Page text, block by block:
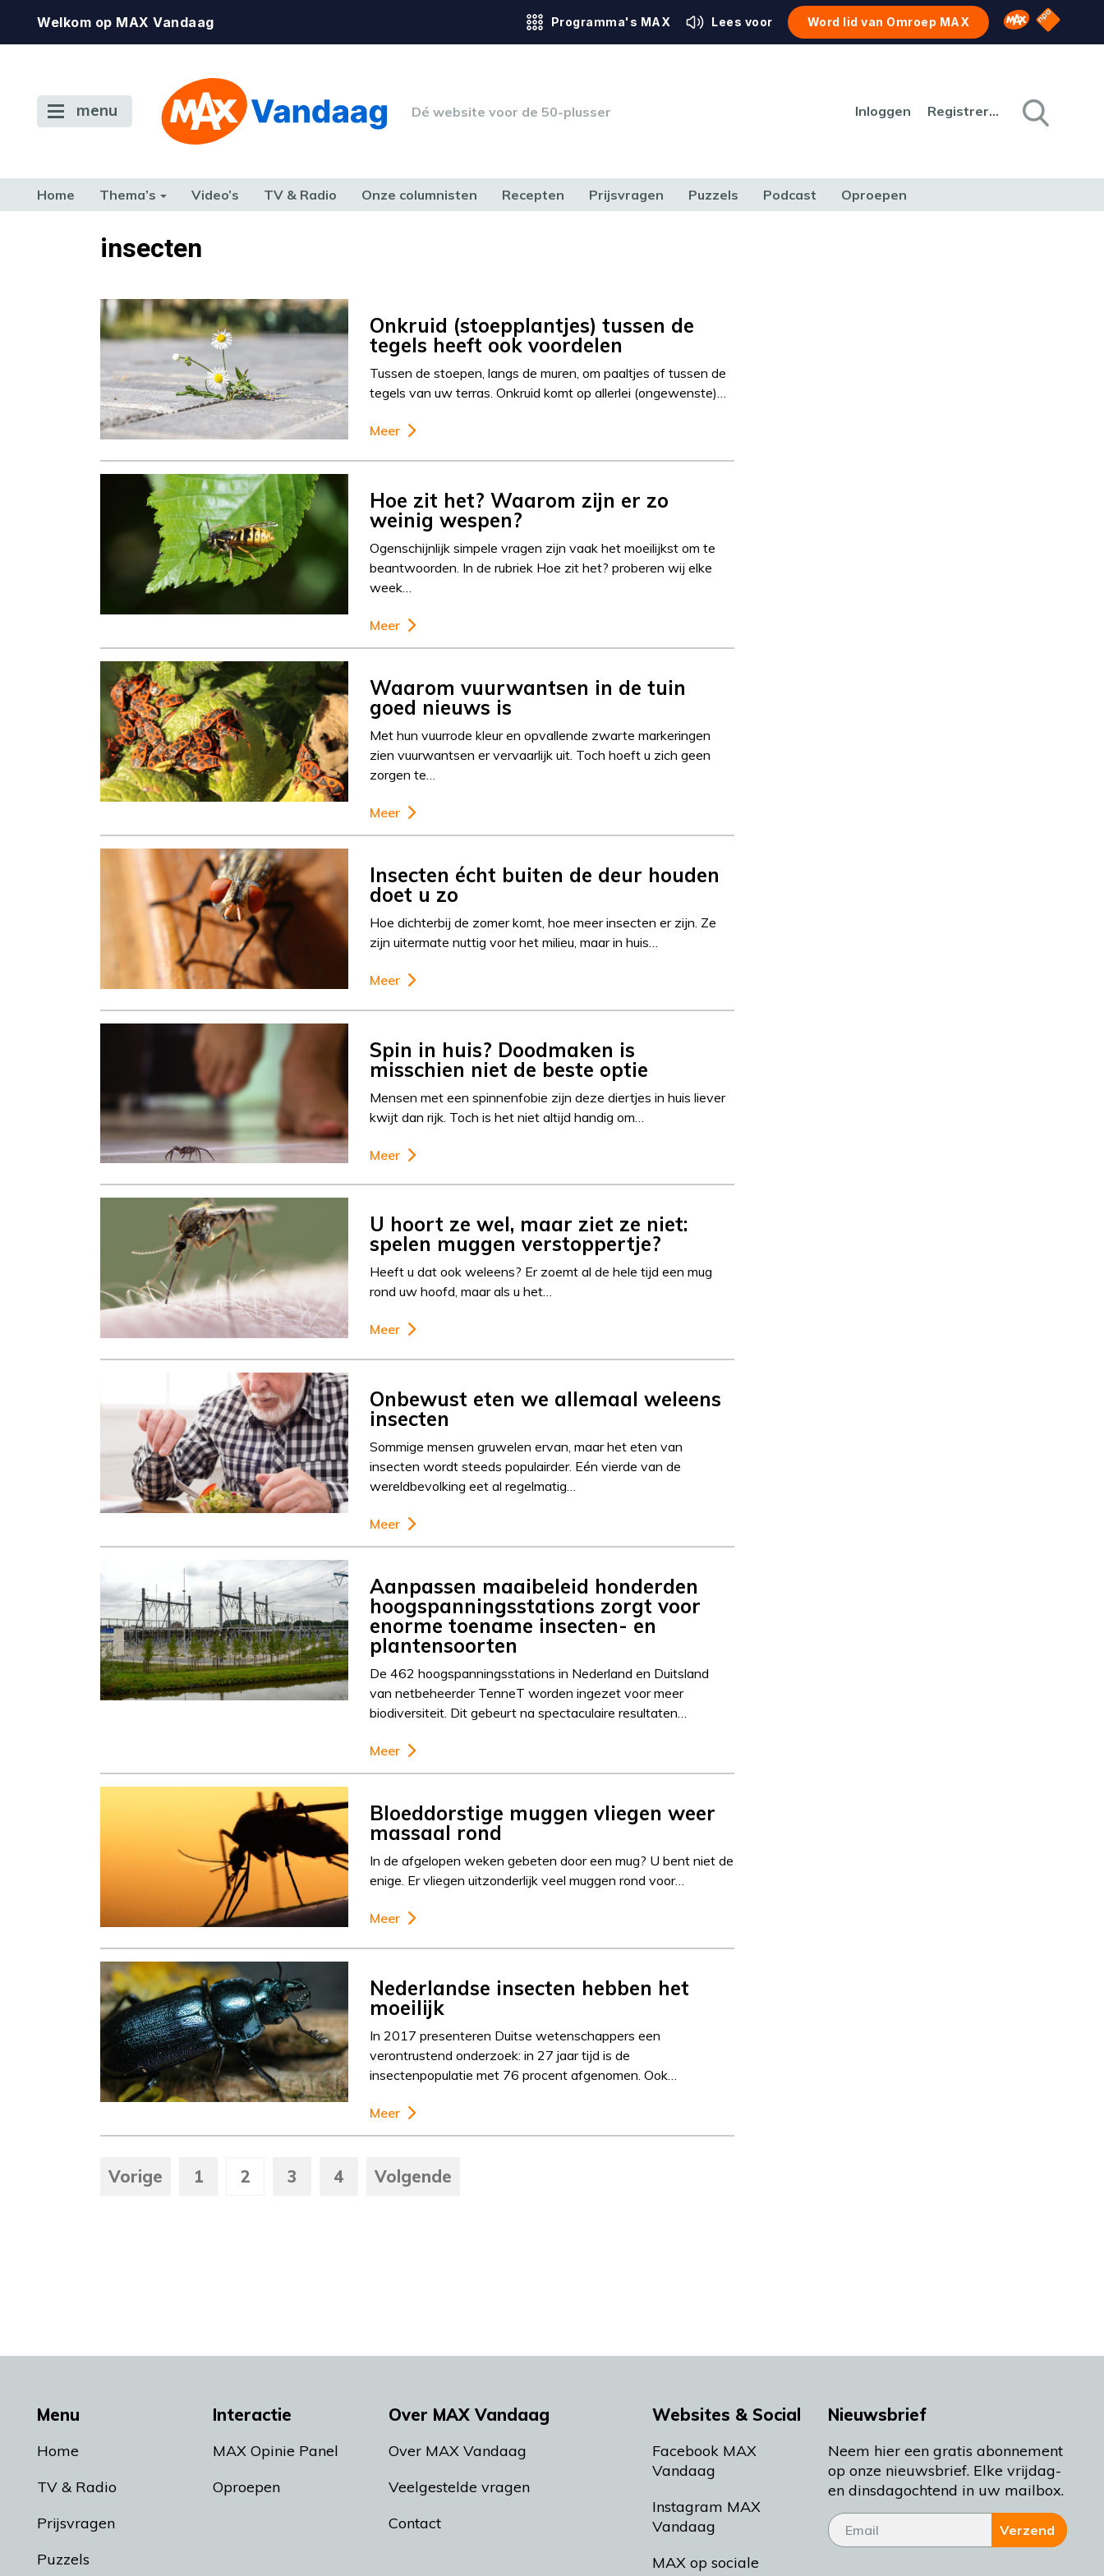
Welkom op MAX Vandaag Programma's MAX Lees voor Word lid van Omroep MAX Omroep MAX
NPO
menu Dé website voor de 50-plusser Inloggen Registreren
Home Thema’s Video’s TV & Radio Onze columnisten Recepten Prijsvragen Puzzels Podcast Oproepen
TERUG NAAR TOENinsecten
Onkruid (stoepplantjes) tussen de
tegels heeft ook voordelen
Tussen de stoepen, langs de muren, om paaltjes of tussen de
tegels van uw terras. Onkruid komt op allerlei (ongewenste)…
Meer
Hoe zit het? Waarom zijn er zo
weinig wespen?
Ogenschijnlijk simpele vragen zijn vaak het moeilijkst om te
beantwoorden. In de rubriek Hoe zit het? proberen wij elke
week…
Meer
Waarom vuurwantsen in de tuin
goed nieuws is
Met hun vuurrode kleur en opvallende zwarte markeringen
zien vuurwantsen er vervaarlijk uit. Toch hoeft u zich geen
zorgen te…
Meer
Insecten écht buiten de deur houden
doet u zo
Hoe dichterbij de zomer komt, hoe meer insecten er zijn. Ze
zijn uitermate nuttig voor het milieu, maar in huis…
Meer
Spin in huis? Doodmaken is
misschien niet de beste optie
Mensen met een spinnenfobie zijn deze diertjes in huis liever
kwijt dan rijk. Toch is het niet altijd handig om…
Meer
U hoort ze wel, maar ziet ze niet:
spelen muggen verstoppertje?
Heeft u dat ook weleens? Er zoemt al de hele tijd een mug
rond uw hoofd, maar als u het…
Meer
Onbewust eten we allemaal weleens
insecten
Sommige mensen gruwelen ervan, maar het eten van
insecten wordt steeds populairder. Eén vierde van de
wereldbevolking eet al regelmatig…
Meer
Aanpassen maaibeleid honderden
hoogspanningsstations zorgt voor
enorme toename insecten- en
plantensoorten
De 462 hoogspanningsstations in Nederland en Duitsland
van netbeheerder TenneT worden ingezet voor meer
biodiversiteit. Dit gebeurt na spectaculaire resultaten…
Meer
Bloeddorstige muggen vliegen weer
massaal rond
In de afgelopen weken gebeten door een mug? U bent niet de
enige. Er vliegen uitzonderlijk veel muggen rond voor…
Meer
Nederlandse insecten hebben het
moeilijk
In 2017 presenteren Duitse wetenschappers een
verontrustend onderzoek: in 27 jaar tijd is de
insectenpopulatie met 76 procent afgenomen. Ook…
Meer
Vorige 1 2 3 4 Volgende
Menu
Home
TV & Radio
Prijsvragen
Puzzels
Interactie
MAX Opinie Panel
Oproepen
Over MAX Vandaag
Over MAX Vandaag
Veelgestelde vragen
Contact
Websites & Social
Facebook MAX
Vandaag
Instagram MAX
Vandaag
MAX op sociale
Nieuwsbrief
Neem hier een gratis abonnement
op onze nieuwsbrief. Elke vrijdag-
en dinsdagochtend in uw mailbox.
Verzend